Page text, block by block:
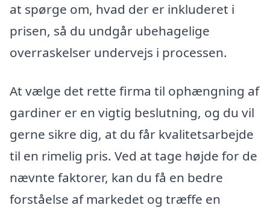
at spørge om, hvad der er inkluderet i
prisen, så du undgår ubehagelige
overraskelser undervejs i processen.
At vælge det rette firma til ophængning af
gardiner er en vigtig beslutning, og du vil
gerne sikre dig, at du får kvalitetsarbejde
til en rimelig pris. Ved at tage højde for de
nævnte faktorer, kan du få en bedre
forståelse af markedet og træffe en